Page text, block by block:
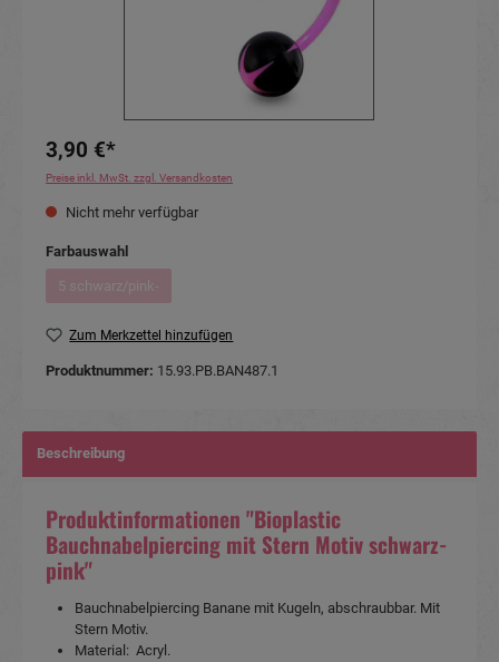
3,90 €*
Preise inkl. MwSt. zzgl. Versandkosten
Nicht mehr verfügbar
Farbauswahlauswählen
5 schwarz/pink-(Diese Option ist zurzeit nicht verfügbar.)
Zum Merkzettel hinzufügen
Produktnummer: 15.93.PB.BAN487.1
Beschreibung
Produktinformationen "Bioplastic
Bauchnabelpiercing mit Stern Motiv schwarz-
pink"
Bauchnabelpiercing Banane mit Kugeln, abschraubbar. Mit
Stern Motiv.
Material: Acryl.